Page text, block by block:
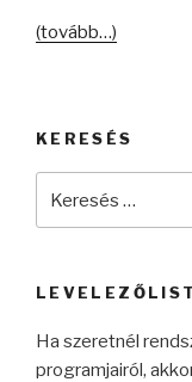
(tovább…)
KERESÉS
Ha szeretnél
programjairól,